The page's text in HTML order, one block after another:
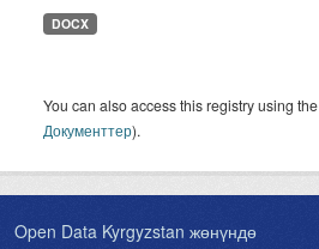
DOCX
You can also access this registry using the
Документтер).
Open Data Kyrgyzstan жөнүндө